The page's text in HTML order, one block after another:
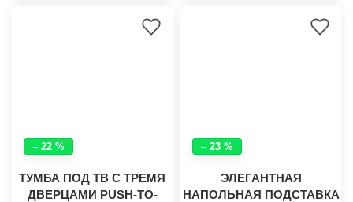
– 22 %
ТУМБА ПОД ТВ С ТРЕМЯ
ДВЕРЦАМИ PUSH-TO-
– 23 %
ЭЛЕГАНТНАЯ
НАПОЛЬНАЯ ПОДСТАВКА